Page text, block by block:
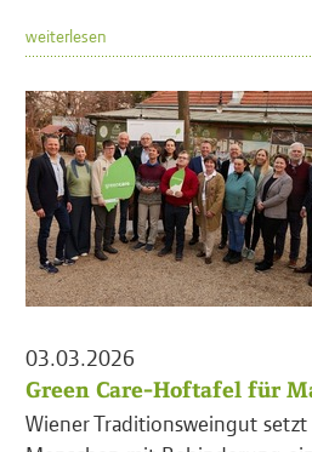
weiterlesen
03.03.2026
Green Care-Hoftafel für
Wiener Traditionsweingut